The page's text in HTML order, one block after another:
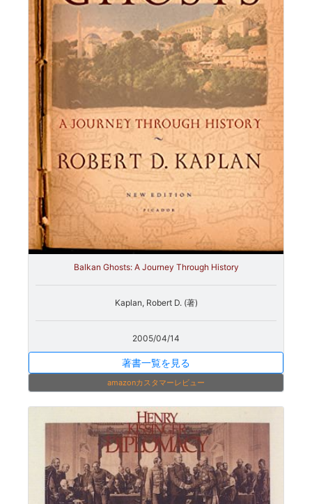
Balkan Ghosts: A Journey Through History
Kaplan, Robert D. (著)
2005/04/14
著書一覧を見る
amazonカスタマーレビュー